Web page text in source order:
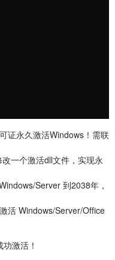
证永久激活Windows！需联
一个激活dll文件，实现永
Server 到2038年，
活 Windows/Server/Office
激活！